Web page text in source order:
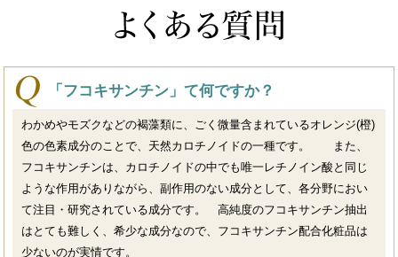
「フコキサンチン」て何ですか？
わかめやモズクなどの褐藻類に、ごく微量含まれているオレンジ(橙)
色の色素成分のことで、天然カロチノイドの一種です。 また、
フコキサンチンは、カロチノイドの中でも唯一レチノイン酸と同じ
ような作用がありながら、副作用のない成分として、各分野におい
て注目・研究されている成分です。 高純度のフコキサンチン抽出
はとても難しく、希少な成分なので、フコキサンチン配合化粧品は
少ないのが実情です。